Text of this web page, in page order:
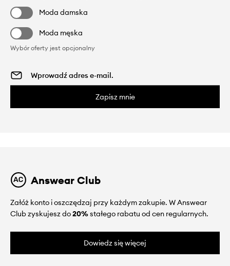
Moda damska
Moda męska
Wybór oferty jest opcjonalny
Zapisz mnie
Answear Club
Załóż konto i oszczędzaj przy każdym zakupie. W Answear
Club zyskujesz do20%stałego rabatu od cen regularnych.
Dowiedz się więcej